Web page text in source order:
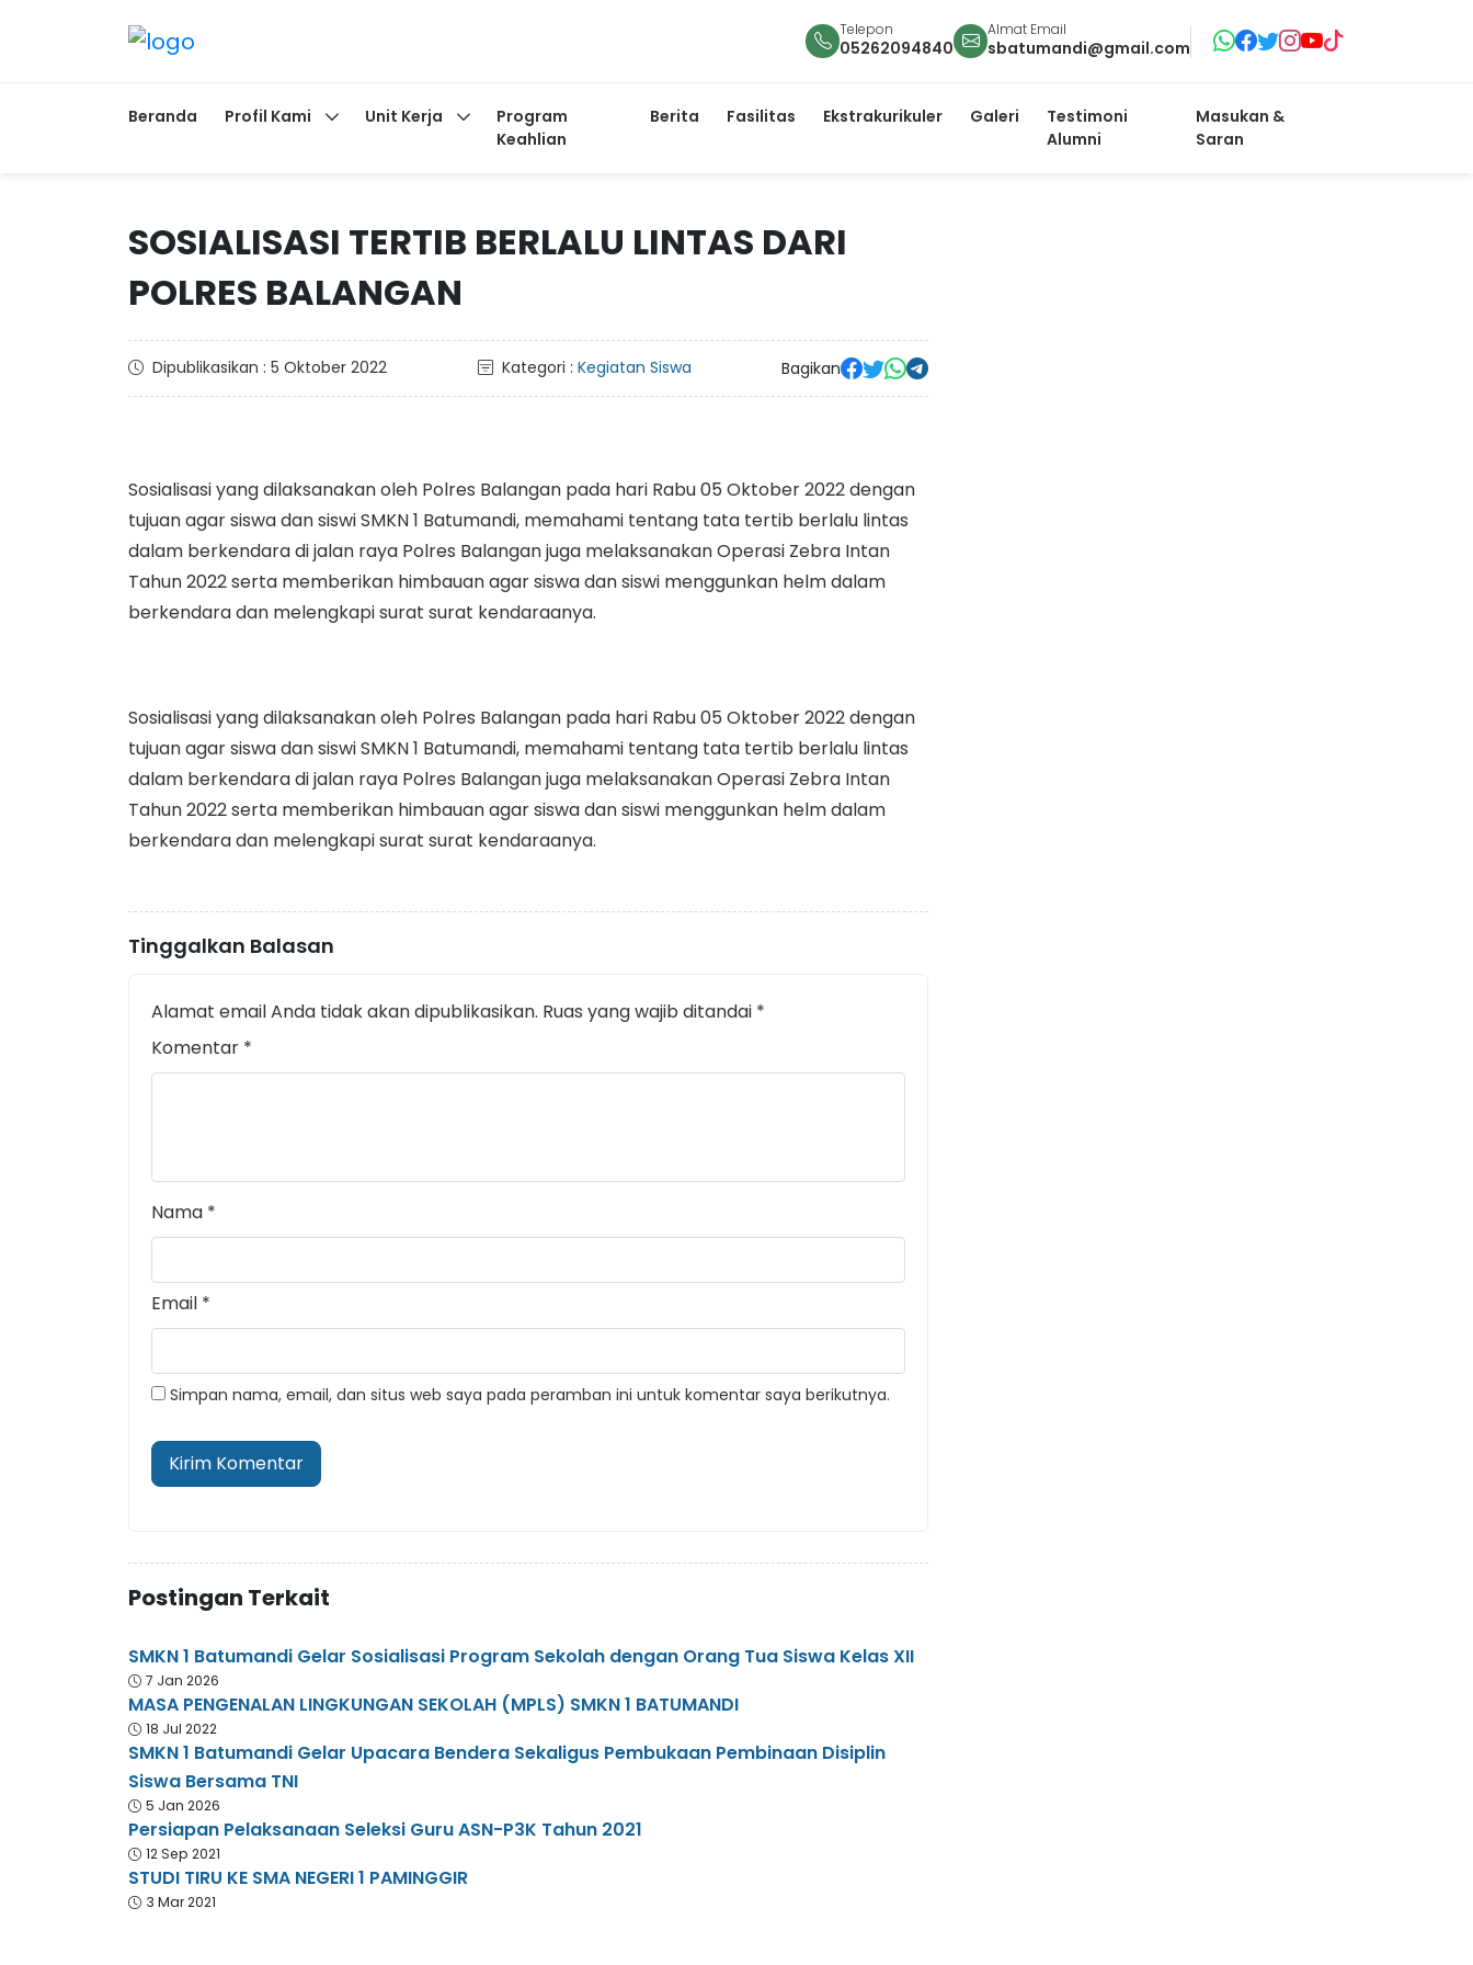
Telepon
05262094840
Almat Email
sbatumandi@gmail.com
Beranda Profil Kami Unit Kerja
Program
Keahlian
Berita Fasilitas Ekstrakurikuler Galeri
Testimoni
Alumni
Masukan &
Saran
SOSIALISASI TERTIB BERLALU LINTAS DARI
POLRES BALANGAN
Dipublikasikan : 5 Oktober 2022 Kategori : Kegiatan Siswa Bagikan
Sosialisasi yang dilaksanakan oleh Polres Balangan pada hari Rabu 05 Oktober 2022 dengan
tujuan agar siswa dan siswi SMKN 1 Batumandi, memahami tentang tata tertib berlalu lintas
dalam berkendara di jalan raya Polres Balangan juga melaksanakan Operasi Zebra Intan
Tahun 2022 serta memberikan himbauan agar siswa dan siswi menggunkan helm dalam
berkendara dan melengkapi surat surat kendaraanya.
Sosialisasi yang dilaksanakan oleh Polres Balangan pada hari Rabu 05 Oktober 2022 dengan
tujuan agar siswa dan siswi SMKN 1 Batumandi, memahami tentang tata tertib berlalu lintas
dalam berkendara di jalan raya Polres Balangan juga melaksanakan Operasi Zebra Intan
Tahun 2022 serta memberikan himbauan agar siswa dan siswi menggunkan helm dalam
berkendara dan melengkapi surat surat kendaraanya.
Tinggalkan Balasan
Alamat email Anda tidak akan dipublikasikan. Ruas yang wajib ditandai *
Komentar *
Nama *
Email *
Simpan nama, email, dan situs web saya pada peramban ini untuk komentar saya berikutnya.
Postingan Terkait
SMKN 1 Batumandi Gelar Sosialisasi Program Sekolah dengan Orang Tua Siswa Kelas XII
7 Jan 2026
MASA PENGENALAN LINGKUNGAN SEKOLAH (MPLS) SMKN 1 BATUMANDI
18 Jul 2022
SMKN 1 Batumandi Gelar Upacara Bendera Sekaligus Pembukaan Pembinaan Disiplin
Siswa Bersama TNI
5 Jan 2026
Persiapan Pelaksanaan Seleksi Guru ASN-P3K Tahun 2021
12 Sep 2021
STUDI TIRU KE SMA NEGERI 1 PAMINGGIR
3 Mar 2021